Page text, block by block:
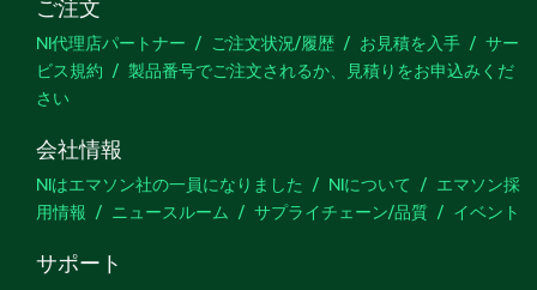
NI代理店パートナー ご注文状況/履歴 お見積を入手
サー
ビス規約
製品番号でご注文されるか、見積りをお申込みくだ
さい
会社情報
NIはエマソン社の一員になりました NIについて
エマソン採
用情報
ニュースルーム サプライチェーン/品質 イベント
サポート